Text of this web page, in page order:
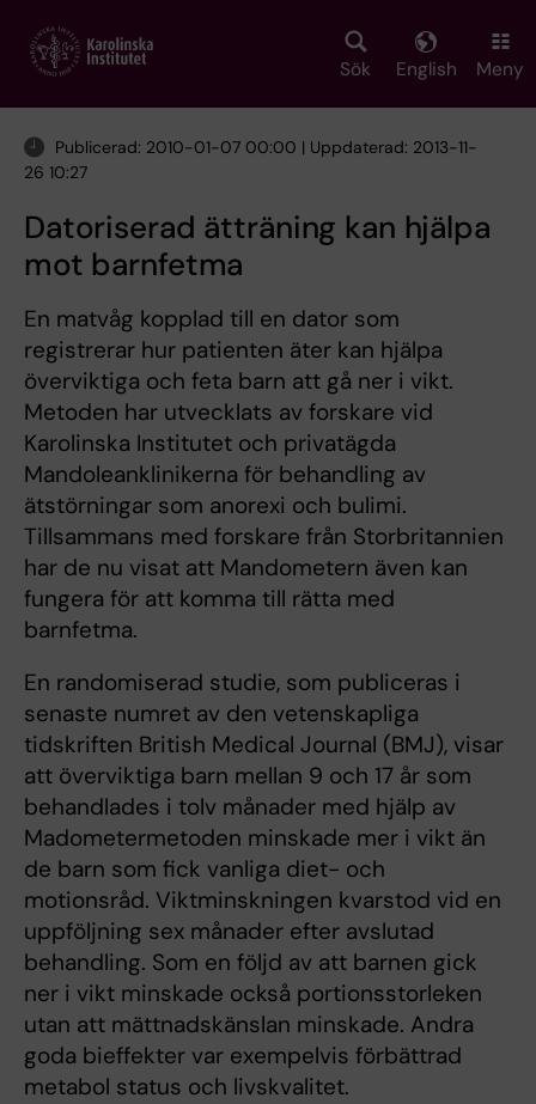
main
Sök English Meny
Publicerad: 2010-01-07 00:00 | Uppdaterad: 2013-11-
26 10:27
Datoriserad ätträning kan hjälpa
mot barnfetma
En matvåg kopplad till en dator som
registrerar hur patienten äter kan hjälpa
överviktiga och feta barn att gå ner i vikt.
Metoden har utvecklats av forskare vid
Karolinska Institutet och privatägda
Mandoleanklinikerna för behandling av
ätstörningar som anorexi och bulimi.
Tillsammans med forskare från Storbritannien
har de nu visat att Mandometern även kan
fungera för att komma till rätta med
barnfetma.
En randomiserad studie, som publiceras i
senaste numret av den vetenskapliga
tidskriften British Medical Journal (BMJ), visar
att överviktiga barn mellan 9 och 17 år som
behandlades i tolv månader med hjälp av
Madometermetoden minskade mer i vikt än
de barn som fick vanliga diet- och
motionsråd. Viktminskningen kvarstod vid en
uppföljning sex månader efter avslutad
behandling. Som en följd av att barnen gick
ner i vikt minskade också portionsstorleken
utan att mättnadskänslan minskade. Andra
goda bieffekter var exempelvis förbättrad
metabol status och livskvalitet.